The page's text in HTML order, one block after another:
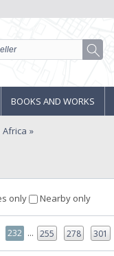
BOOKS AND WORKS
Africa
only Nearby only
232 ... 255 278 301